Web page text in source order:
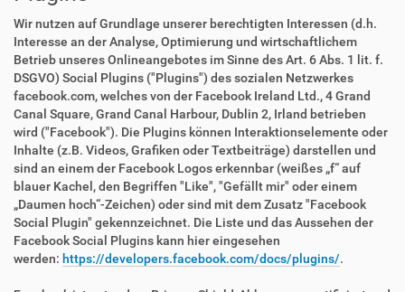
Wir nutzen auf Grundlage unserer berechtigten Interessen (d.h.
Interesse an der Analyse, Optimierung und wirtschaftlichem
Betrieb unseres Onlineangebotes im Sinne des Art. 6 Abs. 1 lit. f.
DSGVO) Social Plugins ("Plugins") des sozialen Netzwerkes
facebook.com, welches von der Facebook Ireland Ltd., 4 Grand
Canal Square, Grand Canal Harbour, Dublin 2, Irland betrieben
wird ("Facebook"). Die Plugins können Interaktionselemente oder
Inhalte (z.B. Videos, Grafiken oder Textbeiträge) darstellen und
sind an einem der Facebook Logos erkennbar (weißes „f“ auf
blauer Kachel, den Begriffen "Like", "Gefällt mir" oder einem
„Daumen hoch“-Zeichen) oder sind mit dem Zusatz "Facebook
Social Plugin" gekennzeichnet. Die Liste und das Aussehen der
Facebook Social Plugins kann hier eingesehen
werden: https://developers.facebook.com/docs/plugins/.